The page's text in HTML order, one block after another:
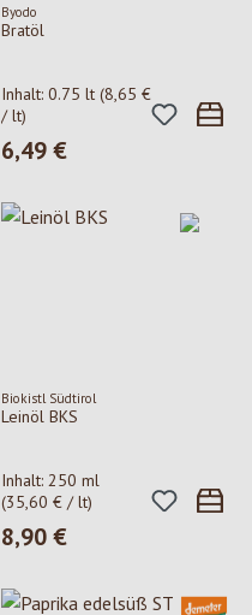
Byodo
Bratöl
Inhalt: 0.75 lt (8,65 €
/ lt)
Regulärer Preis:
6,49 €
Biokistl Südtirol
Leinöl BKS
Inhalt: 250 ml
(35,60 € / lt)
Regulärer Preis:
8,90 €